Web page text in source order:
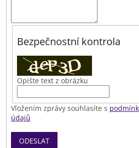
Bezpečnostní kontrola
Opište text z obrázku
Vložením zprávy souhlasíte s
údajů
ODESLAT